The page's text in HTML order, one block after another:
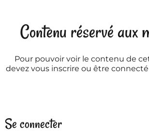
Contenu réservé aux
Pour pouvoir voir le contenu de
devez vous inscrire ou être
Se connecter